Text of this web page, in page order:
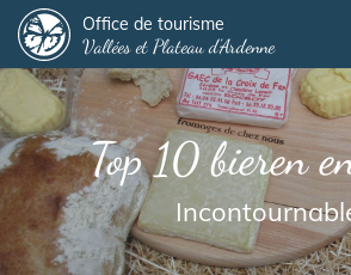
en
naar
de
inhoud
gaan
Office de tourisme
Vallées et Plateau d'Ardenne
Top 10 bieren
Panneau de gestion des cookies